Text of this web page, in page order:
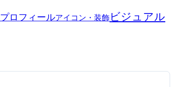
プロフィールアイコン・装飾 ビジュアル